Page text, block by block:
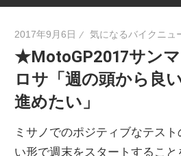
2017年9月6日 気になるバイクニュ
★MotoGP2017サン
ロサ「週の頭から良
進めたい」
ミサノでのポジティブなテス
い形で週末をスタートするこ